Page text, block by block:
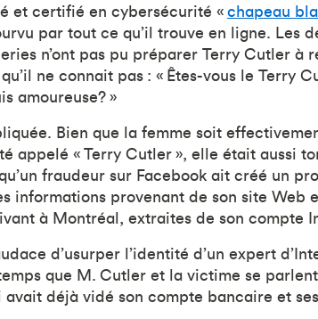
et certifié en cybersécurité «chapeau
par tout ce qu’il trouve en ligne. Les
n’ont pas pu préparer Terry Cutler à
ne connait pas : « Êtes-vous le Terry
amoureuse? »
Bien que la femme soit
appelé « Terry Cutler », elle était aussi
fraudeur sur Facebook ait créé un
informations provenant de son site Web
à Montréal, extraites de son compte
d’usurper l’identité d’un expert
que M. Cutler et la victime se
déjà vidé son compte bancaire et